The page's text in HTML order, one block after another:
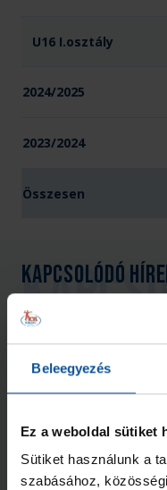
Beleegyezés
Ez a weboldal sütiket
Sütiket használunk a
szabásához,
U16 I.osztály
2024/2025
2023/2024
Összesen
Kapcsolódó
Bajnokságot nyert az
csapat